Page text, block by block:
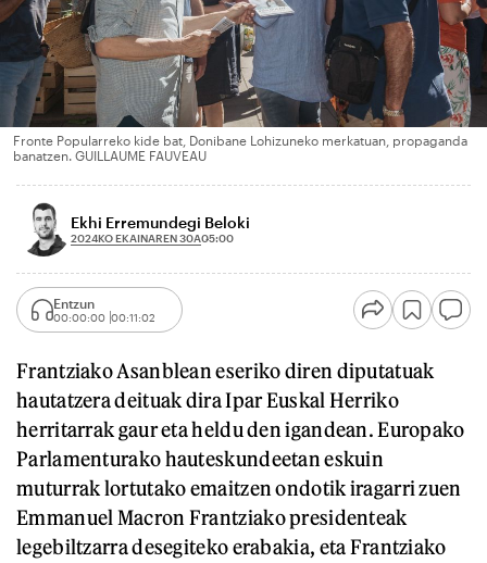
Fronte Popularreko kide bat, Donibane Lohizuneko merkatuan, propaganda
banatzen. GUILLAUME FAUVEAU
Ekhi Erremundegi Beloki
2024KO EKAINAREN 30A05:00
Entzun
00:00:00 00:11:02
Frantziako Asanblean eseriko diren diputatuak
hautatzera deituak dira Ipar Euskal Herriko
herritarrak gaur eta heldu den igandean. Europako
Parlamenturako hauteskundeetan eskuin
muturrak lortutako emaitzen ondotik iragarri zuen
Emmanuel Macron Frantziako presidenteak
legebiltzarra desegiteko erabakia, eta Frantziako